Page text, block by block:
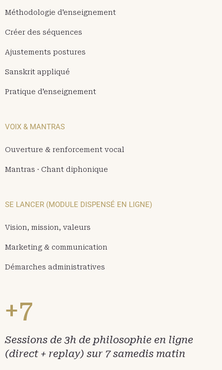
Méthodologie d'enseignement
Créer des séquences
Ajustements postures
Sanskrit appliqué
Pratique d'enseignement
VOIX & MANTRAS
Ouverture & renforcement vocal
Mantras · Chant diphonique
SE LANCER (MODULE DISPENSÉ EN LIGNE)
Vision, mission, valeurs
Marketing & communication
Démarches administratives
+7
Sessions de 3h de philosophie en ligne
(direct + replay) sur 7 samedis matin